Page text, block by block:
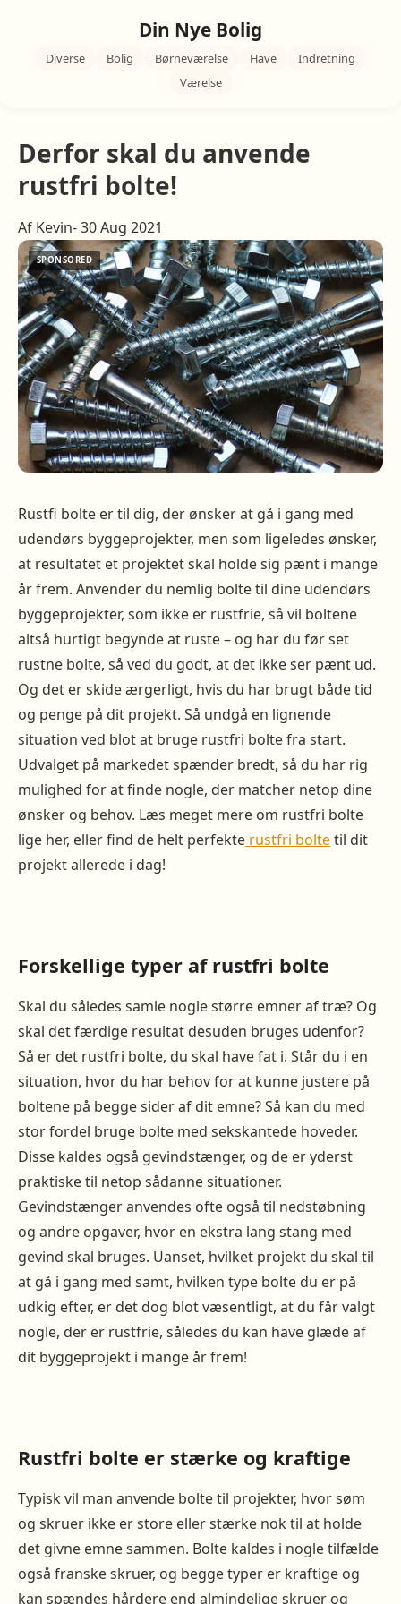
Din Nye Bolig
Diverse Bolig Børneværelse Have
Indretning
Værelse
Derfor skal du anvende
rustfri bolte!
Af Kevin- 30 Aug 2021
Rustfi bolte er til dig, der ønsker at gå i gang med
udendørs byggeprojekter, men som ligeledes ønsker,
at resultatet et projektet skal holde sig pænt i mange
år frem. Anvender du nemlig bolte til dine udendørs
byggeprojekter, som ikke er rustfrie, så vil boltene
altså hurtigt begynde at ruste – og har du før set
rustne bolte, så ved du godt, at det ikke ser pænt ud.
Og det er skide ærgerligt, hvis du har brugt både tid
og penge på dit projekt. Så undgå en lignende
situation ved blot at bruge rustfri bolte fra start.
Udvalget på markedet spænder bredt, så du har rig
mulighed for at finde nogle, der matcher netop dine
ønsker og behov. Læs meget mere om rustfri bolte
lige her, eller find de helt perfekte rustfri boltetil dit
projekt allerede i dag!
Forskellige typer af rustfri bolte
Skal du således samle nogle større emner af træ? Og
skal det færdige resultat desuden bruges udenfor?
Så er det rustfri bolte, du skal have fat i. Står du i en
situation, hvor du har behov for at kunne justere på
boltene på begge sider af dit emne? Så kan du med
stor fordel bruge bolte med sekskantede hoveder.
Disse kaldes også gevindstænger, og de er yderst
praktiske til netop sådanne situationer.
Gevindstænger anvendes ofte også til nedstøbning
og andre opgaver, hvor en ekstra lang stang med
gevind skal bruges. Uanset, hvilket projekt du skal til
at gå i gang med samt, hvilken type bolte du er på
udkig efter, er det dog blot væsentligt, at du får valgt
nogle, der er rustfrie, således du kan have glæde af
dit byggeprojekt i mange år frem!
Rustfri bolte er stærke og kraftige
Typisk vil man anvende bolte til projekter, hvor søm
og skruer ikke er store eller stærke nok til at holde
det givne emne sammen. Bolte kaldes i nogle tilfælde
også franske skruer, og begge typer er kraftige og
kan spændes hårdere end almindelige skruer og